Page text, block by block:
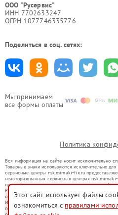
Мы принимаем
все формы оплаты
ООО "Русервис"
ИНН 7702633247
ОГРН 1077746335776
Поделиться в соц. сетях:
Политика
Вся информация на сайте носит исключительно
Товарные знаки используются исключительно
сервисные центры nsk.mimaki-fix.ru
неавторизованных сервисных центрах
правообладателями товарных знаков или их
Ремонт осуществляется для устройств, уже
со статьей 1487 ГК РФ.
Использование товарных знаков не преследует
потребителей в заблуждение, а служит для
Этот сайт использует файлы
ознакомиться с правилами